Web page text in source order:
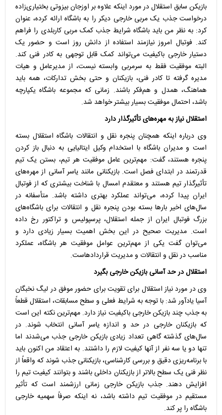
بازیکن سابق استقلال در مورد اینکه علاوه بر اوزجان بیزوتی بختیاری‌زاده
درخواست جذب یک مربی خارجی دیکر را به باشگاه ارائه کرده، عنوان
کرد: به نظر من باید باشگاه شرایط جذب کمک مربی کاربلدی را فراهم
کند. فوتبال امروز نیازمند استفاده از دانش روز است و حضور یک
دستیار خارجی باکیفیت می‌تواند کمک قابل توجهی به کادر فنی کند.
البته موفقیت فقط به سرمربی وابسته نیست، از مدیرعامل و هیات
مدیره گرفته تا کادر فنی، بازیکنان و حتی بخش تدارکات، همه باید
هماهنگ، همدل و هم‌فکر باشند. زمانی که مجموعه باشگاه یکپارچه
باشد، احتمال موفقیت بسیار بیشتر خواهد شد.
استقلال نیاز به مهره‌های تأثیرگذار دارد
وی درباره اینکه همچنان پنجره نقل و انتقالات باشگاه استقلال بسته
است و مدیران باشگاه با استخدام وکیل ایتالیایی به دنبال باز کردن
پنجره هستند، گفت: مهم‌ترین عامل موفقیت هر تیم، بستن یک تیم
قدرتمند در ابتدای فصل است. بازیکنانی مانند یاسر آسانی از مهره‌های
تأثیرگذار تیم هستند و معتقدم امسال با شناخت بیشتری که از فوتبال
ایران پیدا کرده، می‌تواند عملکرد بهتری داشته باشد. متأسفانه در
سال‌های اخیر بارها بسته بودن پنجره نقل و انتقالات برای باشگاه‌های
بزرگ فوتبال ایران از جمله استقلال، پرسپولیس و تراکتور رخ داده
است. مدیریت صحیح در این بخش اهمیت بسیار زیادی دارد و
می‌توان گفت یکی از مهم‌ترین عوامل موفقیت هر باشگاه، عملکرد
مناسب در نقل و انتقالات و مدیریت قراردادهاست.
استقلال در حد آسانی بازیکن خارجی بگیرد
وی در مورد نیاز استقلال برای تقویت برای حضور موفق در لیگ نخبگان
آسیا یادآور شد: با توجه به شرایط فعلی و سطح مسابقات، استقلال قطعاً
به جذب چند بازیکن خارجی باکیفیت نیاز دارد. مهم‌ترین نکته این است
که بازیکنان خارجی در حد و اندازه یاسر آسانی انتخاب شوند. در
سال‌های گذشته گاهی تعداد زیادی بازیکن خارجی جذب می‌شدند اما
تنها دو یا سه نفر از آنها کیفیت لازم را داشتند. به اعتقاد من اکنون باید
با برنامه‌ریزی دقیق و بررسی کارشناسی، بازیکنانی جذب شوند که واقعاً از
نظر فنی یک سطح بالاتر از بازیکنان داخلی باشند و بتوانند کیفیت تیم را
افزایش دهند. جذب بازیکن خارجی زمانی ارزشمند است که تأثیر
مستقیم در موفقیت تیم داشته باشد، نه اینکه صرفاً سهمیه خارجی
باشگاه را پر کند.